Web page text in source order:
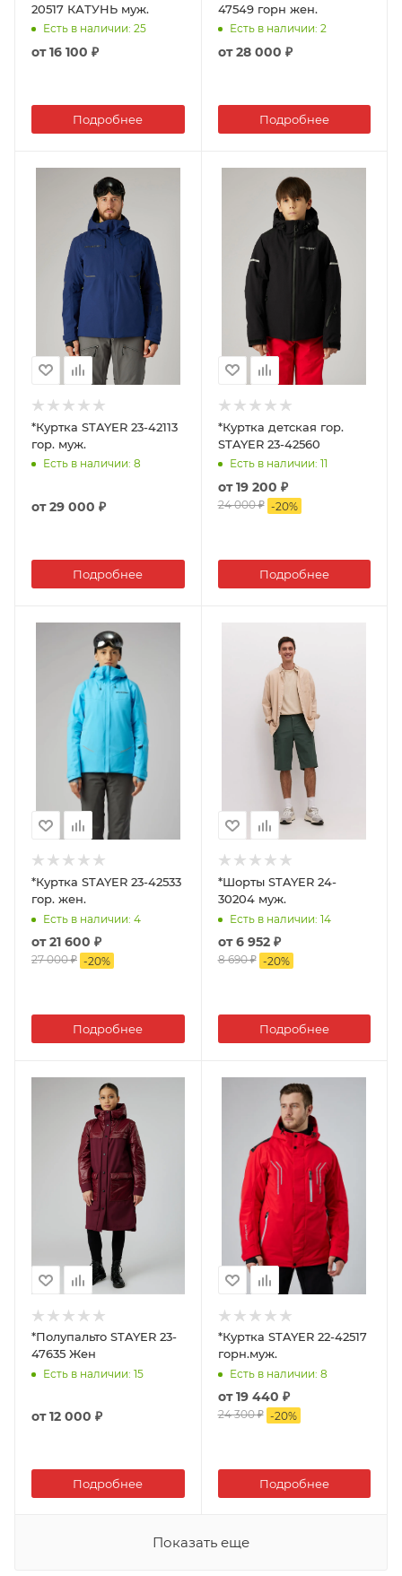
20517 КАТУНЬ муж.
Есть в наличии: 25
от16 100 ₽
Подробнее
47549 горн жен.
Есть в наличии: 2
от28 000 ₽
Подробнее
*Куртка STAYER 23-42113
гор. муж.
Есть в наличии: 8
от29 000 ₽
Подробнее
*Куртка детская гор.
STAYER 23-42560
Есть в наличии: 11
от19 200 ₽
24 000 ₽ -20%
Подробнее
*Куртка STAYER 23-42533
гор. жен.
Есть в наличии: 4
от21 600 ₽
27 000 ₽ -20%
Подробнее
*Шорты STAYER 24-
30204 муж.
Есть в наличии: 14
от6 952 ₽
8 690 ₽ -20%
Подробнее
*Полупальто STAYER 23-
47635 Жен
Есть в наличии: 15
от12 000 ₽
Подробнее
*Куртка STAYER 22-42517
горн.муж.
Есть в наличии: 8
от19 440 ₽
24 300 ₽ -20%
Подробнее
Показать еще